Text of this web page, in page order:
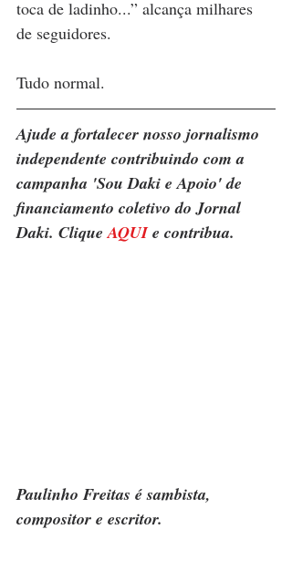
toca de ladinho...” alcança milhares
de seguidores.
Tudo normal.
Ajude a fortalecer nosso jornalismo
independente contribuindo com a
campanha 'Sou Daki e Apoio' de
financiamento coletivo do Jornal
Daki. Clique AQUI e contribua.
Paulinho Freitas é sambista,
compositor e escritor.